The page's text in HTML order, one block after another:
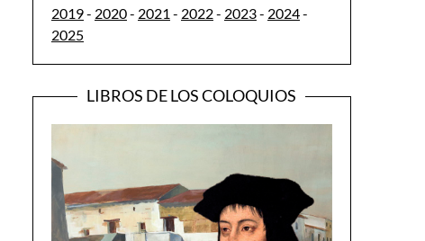
2019- 2020- 2021 - 2022- 2023- 2024-
2025
LIBROS DE LOS COLOQUIOS